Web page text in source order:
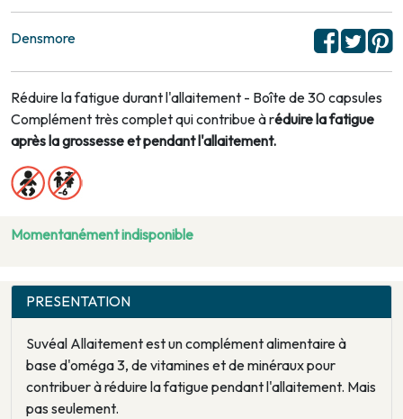
Densmore
Réduire la fatigue durant l'allaitement - Boîte de 30 capsules
Complément très complet qui contribue à réduire la fatigue
après la grossesse et pendant l'allaitement.
Momentanément indisponible
PRESENTATION
Suvéal Allaitement est un complément alimentaire à
base d'oméga 3, de vitamines et de minéraux pour
contribuer à réduire la fatigue pendant l'allaitement. Mais
pas seulement.